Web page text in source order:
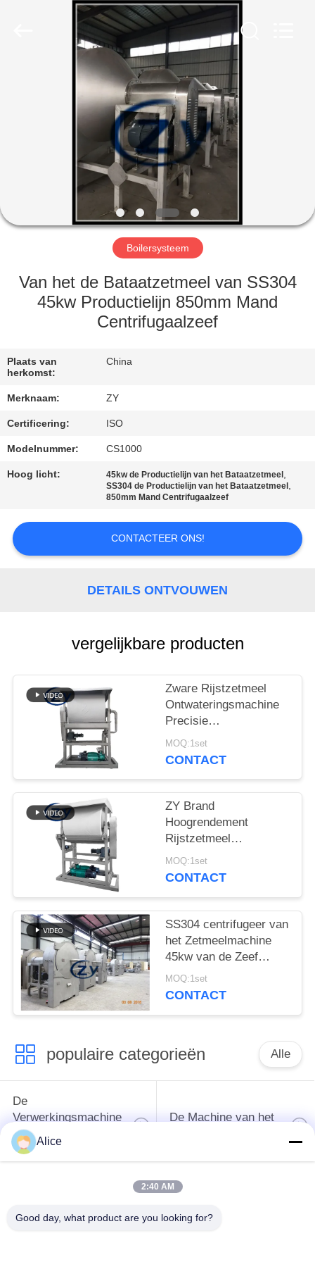
PRODUCTEN
ONGEVEER
V.S.
FABRIEKSREIS
KWALITEITSCONTROLE
ONS
VERZOEK
OM EEN
SITEMAP
Boilersysteem
Van het de Bataatzetmeel van SS304
45kw Productielijn 850mm Mand
Centrifugaalzeef
Plaats van
herkomst:
China
Merknaam: ZY
Certificering: ISO
Modelnummer: CS1000
Hoog licht: 45kw de Productielijn van het Bataatzetmeel ,
SS304 de Productielijn van het Bataatzetmeel ,
850mm Mand Centrifugaalzeef
CONTACTEER ONS!
DETAILS ONTVOUWEN
vergelijkbare producten
Zware Rijstzetmeel
Ontwateringsmachine
Precisie
Ontwateringsapparaat
voor
MOQ:1set
CONTACT
ZY Brand
Hoogrendement
Rijstzetmeel
Ontwateringsmachine –
Stabiele Prestaties
MOQ:1set
CONTACT
SS304 centrifugeer van
het Zetmeelmachine
45kw van de Zeef
Bataat het Horizontale
het Type Scherm
MOQ:1set
CONTACT
populaire categorieën Alle
De
Verwerkingsmachine
van het
maniokzetmeel
De Machine van het
De
van de maniokbloem
Alice
2:40 AM
Good day, what product are you looking for?